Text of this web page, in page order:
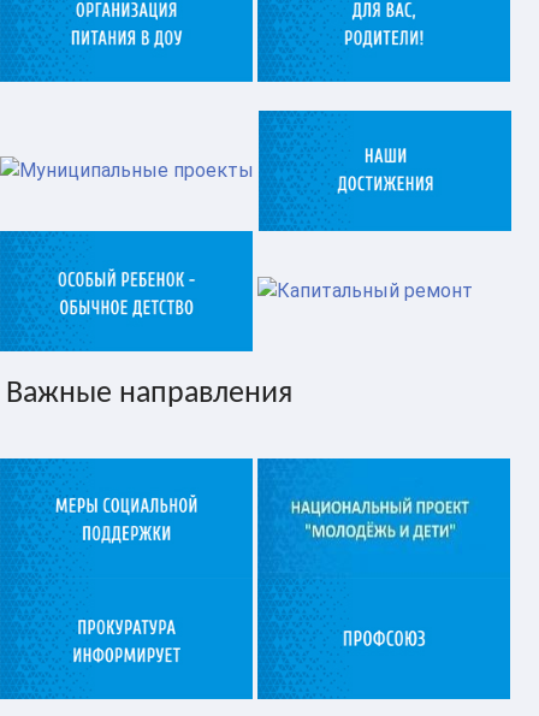
Важные направления